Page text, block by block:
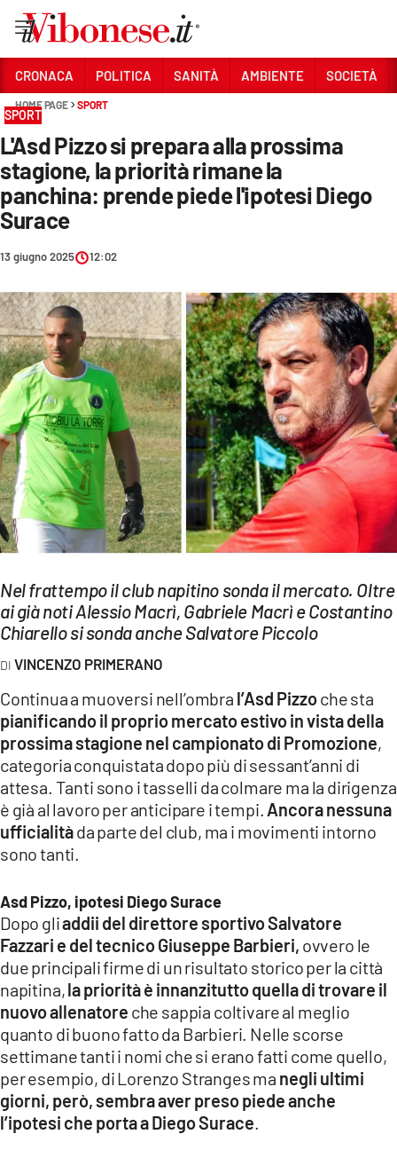
Sezioni
CRONACA
POLITICA
SANITÀ
AMBIENTE
SOCIETÀ
CULTURA
ECONOMIA E LAVORO
EVENTI
SPORT
Streaming
LAC TV
LAC ONAIR
LaC
Network
LACPLAY.IT
LACTV.IT
LACONAIR.IT
LACITYMAG.IT
ILREGGINO.IT
COSENZACHANNEL.IT
ILVIBONESE.IT
CATANZAROCHANNEL.IT
LACAPITALENEWS.IT
App
ANDROID
APPLE
CRONACA POLITICA SANITÀ AMBIENTE SOCIETÀ
HOME PAGE SPORT
SPORT
L'Asd Pizzo si prepara alla prossima
stagione, la priorità rimane la
panchina: prende piede l'ipotesi Diego
Surace
13 giugno 2025 12:02
Nel frattempo il club napitino sonda il mercato. Oltre
ai già noti Alessio Macrì, Gabriele Macrì e Costantino
Chiarello si sonda anche Salvatore Piccolo
VINCENZO PRIMERANO
Continua a muoversi nell’ombra l’Asd Pizzoche sta
pianificando il proprio mercato estivo in vista della
prossima stagione nel campionato di Promozione,
categoria conquistata dopo più di sessant’anni di
attesa. Tanti sono i tasselli da colmare ma la dirigenza
è già al lavoro per anticipare i tempi. Ancora nessuna
ufficialitàda parte del club, ma i movimenti intorno
sono tanti.
Asd Pizzo, ipotesi Diego Surace
Dopo gliaddii del direttore sportivo Salvatore
Fazzari e del tecnico Giuseppe Barbieri, ovvero le
due principali firme di un risultato storico per la città
napitina,la priorità è innanzitutto quella di trovare il
nuovo allenatore che sappia coltivare al meglio
quanto di buono fatto da Barbieri. Nelle scorse
settimane tanti i nomi che si erano fatti come quello,
per esempio, di Lorenzo Stranges ma negli ultimi
giorni, però, sembra aver preso piede anche
l’ipotesi che porta a Diego Surace